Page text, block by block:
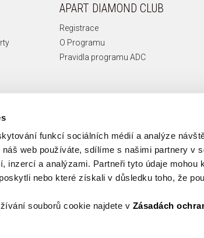
funkcí sociálních médií a analýze
web používáte, sdílíme s našimi partnery v
inzercí a analýzami. Partneři tyto údaje mohou
nebo které získali v důsledku toho, že
souborů cookie najdete v Zásadách
APART DIAMOND CLUB
Registrace
O Programu
Pravidla programu ADC